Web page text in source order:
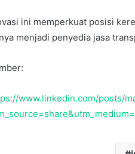
ini memperkuat posisi
menjadi penyedia jasa
www.linkedin.com/posts/